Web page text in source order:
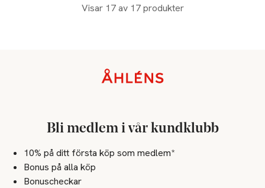
Visar 17 av 17 produkter
Bli medlem i vår kundklubb
10% på ditt första köp som medlem*
Bonus på alla köp
Bonuscheckar